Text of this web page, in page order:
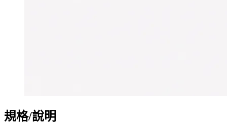
規格/說明